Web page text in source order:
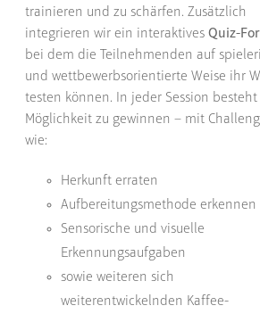
trainieren und zu schärfen. Zusätzlich
integrieren wir ein interaktivesQuiz-
bei dem die Teilnehmenden auf
und wettbewerbsorientierte Weise ihr
testen können. In jeder Session besteht
Möglichkeit zu gewinnen – mit
wie:
Herkunft erraten
Aufbereitungsmethode erkennen
Sensorische und visuelle
Erkennungsaufgaben
sowie weiteren sich
weiterentwickelnden Kaffee-